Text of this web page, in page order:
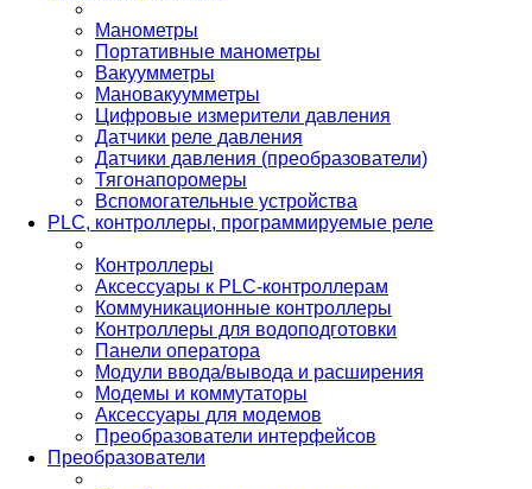
Манометры
Портативные манометры
Вакуумметры
Мановакуумметры
Цифровые измерители давления
Датчики реле давления
Датчики давления (преобразователи)
Тягонапоромеры
Вспомогательные устройства
PLС, контроллеры, программируемые реле
Контроллеры
Аксессуары к PLC-контроллерам
Коммуникационные контроллеры
Контроллеры для водоподготовки
Панели оператора
Модули ввода/вывода и расширения
Модемы и коммутаторы
Аксессуары для модемов
Преобразователи интерфейсов
Преобразователи